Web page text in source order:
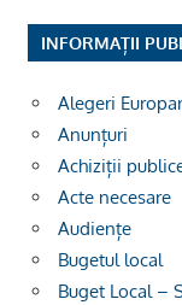
INFORMAȚII
Alegeri
Anunțuri
Achiziții
Acte necesare
Audiențe
Bugetul local
Buget Local –